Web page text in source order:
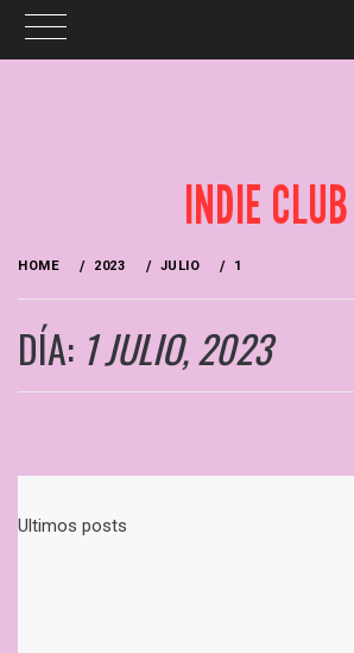
INDIE CLUB
HOME 2023 JULIO 1
DÍA: 1 JULIO, 2023
LA DROGA FAVORITA DE ISLA DE CARAS
Ultimos posts